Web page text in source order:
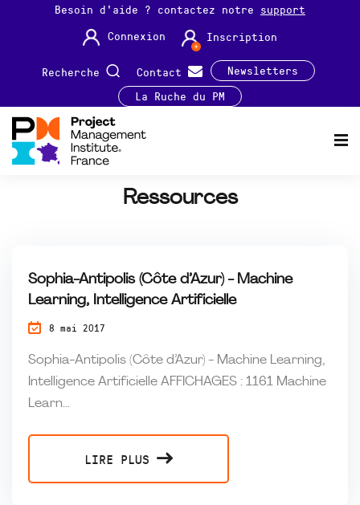
Besoin d'aide ? contactez notre support
Connexion
Inscription
Recherche Contact
Newsletters
La Ruche du PM
Ressources
Sophia-Antipolis (Côte d’Azur) - Machine
Learning, Intelligence Artificielle
8 mai 2017
Sophia-Antipolis (Côte d’Azur) - Machine Learning,
Intelligence Artificielle AFFICHAGES : 1161 Machine
Learn...
LIRE PLUS